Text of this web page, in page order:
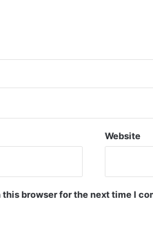
Website
browser for the next time I